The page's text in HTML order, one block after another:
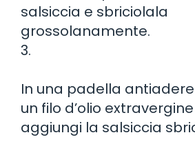
salsiccia e sbriciolala
grossolanamente.
3.
In una padella
un filo d’olio
aggiungi la salsiccia